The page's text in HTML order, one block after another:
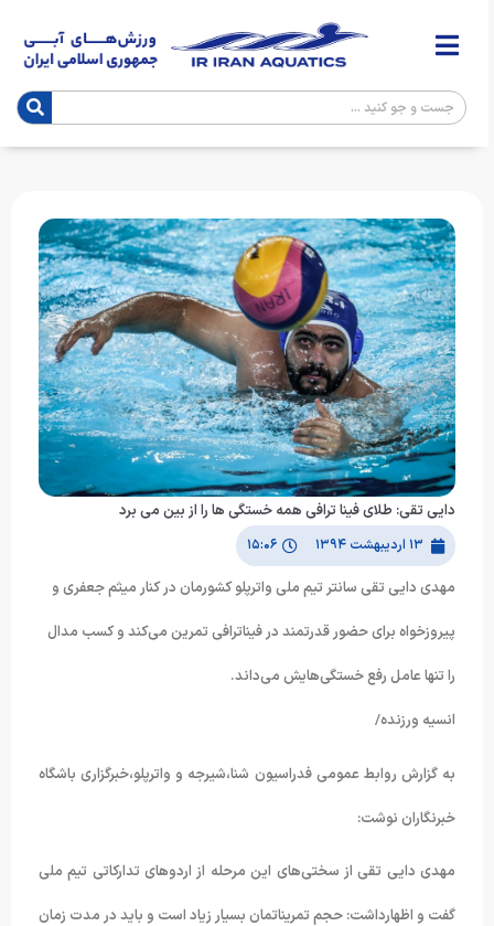
دایی تقی: طلای فینا ترافی همه خستگی ها را از بین می برد
۱۳ اردیبهشت ۱۳۹۴ ۱۵:۰۶
مهدی دایی تقی سانتر تیم ملی واترپلو کشورمان در کنار میثم جعفری و
پیروزخواه برای حضور قدرتمند در فیناترافی تمرین می‌کند و کسب مدال
را تنها عامل رفع خستگی‌هایش می‌داند.
انسیه ورزنده/
به گزارش روابط عمومی فدراسیون شنا،شیرجه و واترپلو،خبرگزاری باشگاه
خبرنگاران نوشت:
مهدی دایی تقی از سختی‌های این مرحله از اردوهای تدارکاتی تیم ملی
گفت و اظهارداشت: حجم تمریناتمان بسیار زیاد است و باید در مدت زمان